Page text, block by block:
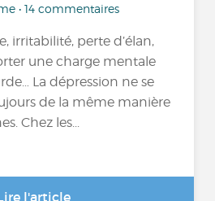
• 14 commentaires
irritabilité, perte d’élan,
une charge mentale
La dépression ne se
de la même manière
Chez les...
l'article